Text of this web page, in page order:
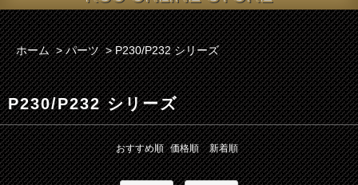
ホーム >パーツ >P230/P232 シリーズ
P230/P232 シリーズ
おすすめ順 価格順 新着順